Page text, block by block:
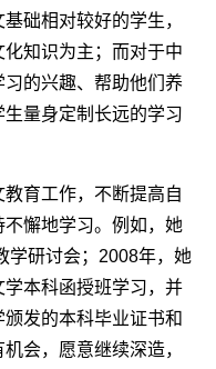
础相对较好的学生，
知识为主；而对于中
的兴趣、帮助他们养
量身定制长远的学习
育工作，不断提高自
懈地学习。例如，她
学研讨会；2008年，她
本科函授班学习，并
发的本科毕业证书和
会，愿意继续深造，